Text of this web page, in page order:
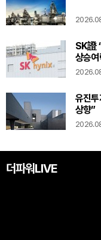
SK證
상승
유진투
상향”
더파워LIVE